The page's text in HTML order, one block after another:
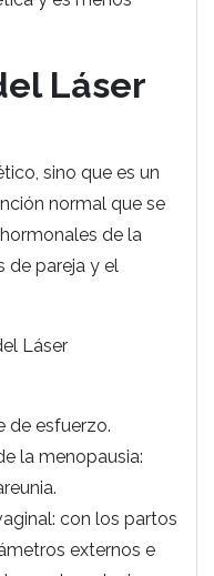
Láser
sino que es un
normal que se
de la
de pareja y el
Láser
de esfuerzo.
la menopausia:
con los partos
externos e